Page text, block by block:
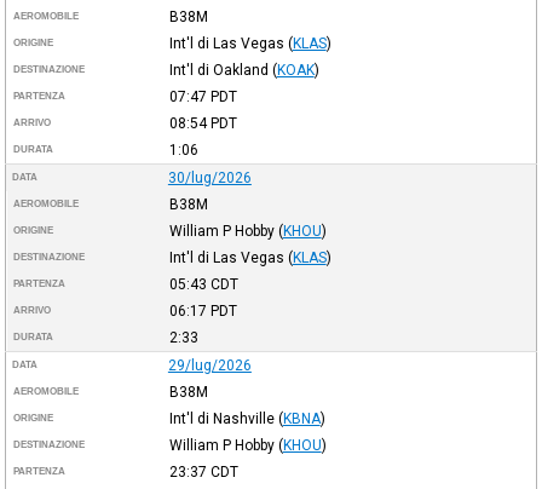
AEROMOBILE B38M
ORIGINE Int'l di Las Vegas (KLAS)
DESTINAZIONE Int'l di Oakland (KOAK)
PARTENZA 07:47 PDT
ARRIVO 08:54PDT
DURATA 1:06
DATA 30/lug/2026
AEROMOBILE B38M
ORIGINE William P Hobby (KHOU)
DESTINAZIONE Int'l di Las Vegas (KLAS)
PARTENZA 05:43 CDT
ARRIVO 06:17 PDT
DURATA 2:33
DATA 29/lug/2026
AEROMOBILE B38M
ORIGINE Int'l di Nashville (KBNA)
DESTINAZIONE William P Hobby (KHOU)
PARTENZA 23:37 CDT